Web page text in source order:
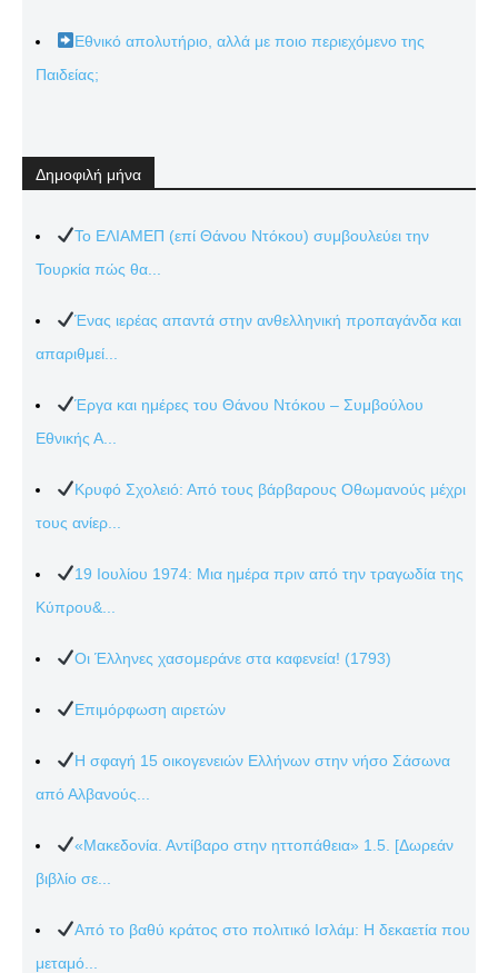
Εθνικό απολυτήριο, αλλά με ποιο περιεχόμενο της
Παιδείας;
Δημοφιλή μήνα
Το ΕΛΙΑΜΕΠ (επί Θάνου Ντόκου) συμβουλεύει την
Τουρκία πώς θα...
Ένας ιερέας απαντά στην ανθελληνική προπαγάνδα και
απαριθμεί...
Έργα και ημέρες του Θάνου Ντόκου – Συμβούλου
Εθνικής Α...
Κρυφό Σχολειό: Από τους βάρβαρους Οθωμανούς μέχρι
τους ανίερ...
19 Ιουλίου 1974: Μια ημέρα πριν από την τραγωδία της
Κύπρου&...
Οι Έλληνες χασομεράνε στα καφενεία! (1793)
Επιμόρφωση αιρετών
Η σφαγή 15 οικογενειών Ελλήνων στην νήσο Σάσωνα
από Αλβανούς...
«Μακεδονία. Αντίβαρο στην ηττοπάθεια» 1.5. [Δωρεάν
βιβλίο σε...
Από το βαθύ κράτος στο πολιτικό Ισλάμ: Η δεκαετία που
μεταμό...